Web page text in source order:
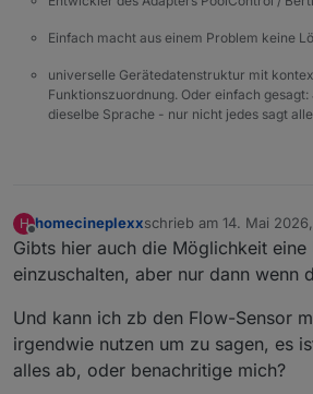
Einfach macht aus einem Problem keine
universelle Gerätedatenstruktur mit
Funktionszuordnung. Oder einfach
dieselbe Sprache - nur nicht jedes sagt
H
Offline
homecineplexxschrieb am 14. Mai
zuletzt editiert von
Gibts hier auch die Möglichkeit eine
einzuschalten, aber nur dann wenn
Und kann ich zb den Flow-Sensor
irgendwie nutzen um zu sagen, es
alles ab, oder benachritige mich?